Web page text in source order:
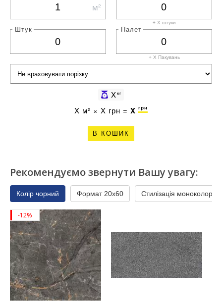
м²
+ X штуки
Штук Палет
+ X Пакувань
Xкг
X м² × X грн = X грн
В КОШИК
Рекомендуємо звернути Вашу увагу:
Колір чорний Формат 20x60 Стилізація моноколор
-12%